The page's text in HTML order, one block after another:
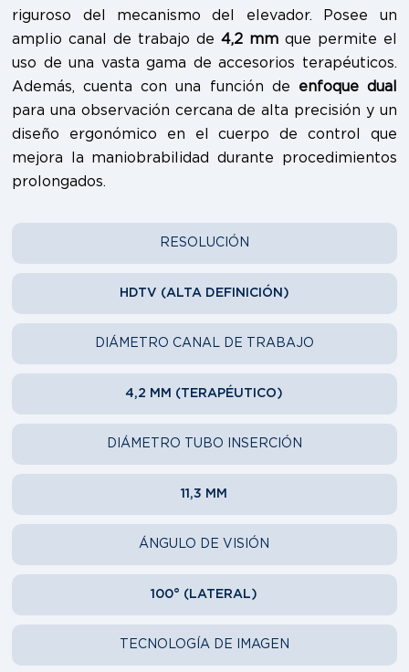
riguroso del mecanismo del elevador. Posee un
amplio canal de trabajo de 4,2 mmque permite el
uso de una vasta gama de accesorios terapéuticos.
Además, cuenta con una función de enfoque dual
para una observación cercana de alta precisión y un
diseño ergonómico en el cuerpo de control que
mejora la maniobrabilidad durante procedimientos
prolongados.
RESOLUCIÓN
HDTV (ALTA DEFINICIÓN)
DIÁMETRO CANAL DE TRABAJO
4,2 MM (TERAPÉUTICO)
DIÁMETRO TUBO INSERCIÓN
11,3 MM
ÁNGULO DE VISIÓN
100° (LATERAL)
TECNOLOGÍA DE IMAGEN